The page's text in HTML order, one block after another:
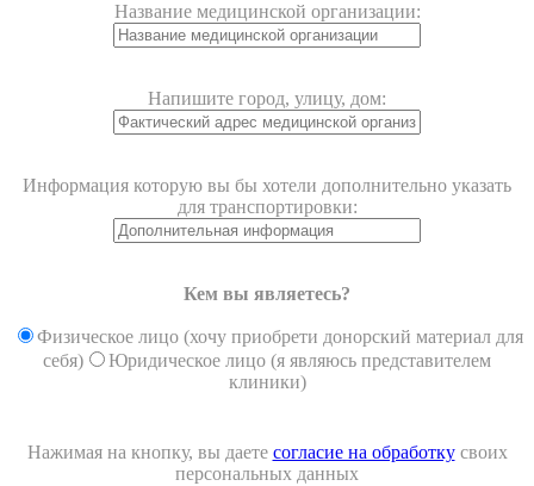
Название медицинской организации:
Напишите город, улицу, дом:
Информация которую вы бы хотели дополнительно указать
для транспортировки:
Кем вы являетесь?
Физическое лицо (хочу приобрети донорский материал для
себя)
Юридическое лицо (я являюсь представителем
клиники)
Нажимая на кнопку, вы даете согласие на обработкусвоих
персональных данных